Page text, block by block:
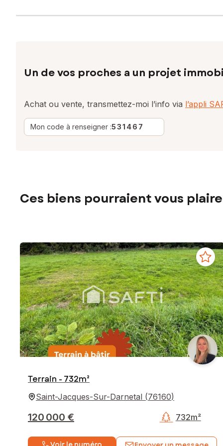
Un de vos proches a un projet
Achat ou vente, transmettez-moi l’info via l’appli
Mon code à renseigner :531467
Ces biens pourraient vous plaire
Terrain - 732m²
Saint-Jacques-Sur-Darnetal (76160)
120 000 € 732m²